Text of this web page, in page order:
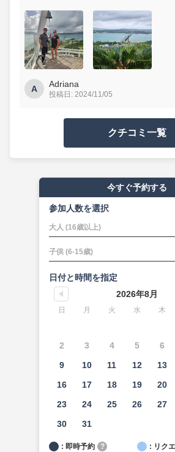
A Adriana
投稿日: 2024/11/05
クチコミ一覧
今すぐ予約する
参加人数を選択
大人 (16歳以上)
子供 (6-15歳)
日付と時間を指定
2026年8月
日 月 火 水 木
2
3 4 5 6
9
10 11 12 13
16
17 18 19 20
23
24 25 26 27
30
31
: 即時予約 ? : リク